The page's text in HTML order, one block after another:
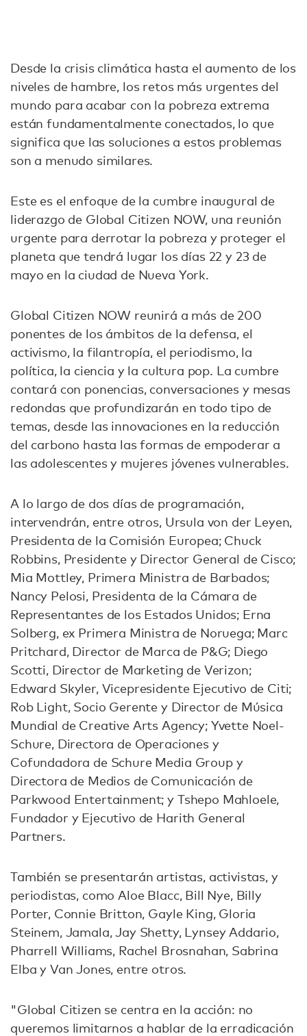
Desde la crisis climática hasta el aumento de los
niveles de hambre, los retos más urgentes del
mundo para acabar con la pobreza extrema
están fundamentalmente conectados, lo que
significa que las soluciones a estos problemas
son a menudo similares.
Este es el enfoque de la cumbre inaugural de
liderazgo de Global Citizen NOW, una reunión
urgente para derrotar la pobreza y proteger el
planeta que tendrá lugar los días 22 y 23 de
mayo en la ciudad de Nueva York.
Global Citizen NOW reunirá a más de 200
ponentes de los ámbitos de la defensa, el
activismo, la filantropía, el periodismo, la
política, la ciencia y la cultura pop. La cumbre
contará con ponencias, conversaciones y mesas
redondas que profundizarán en todo tipo de
temas, desde las innovaciones en la reducción
del carbono hasta las formas de empoderar a
las adolescentes y mujeres jóvenes vulnerables.
A lo largo de dos días de programación,
intervendrán, entre otros, Ursula von der Leyen,
Presidenta de la Comisión Europea; Chuck
Robbins, Presidente y Director General de Cisco;
Mia Mottley, Primera Ministra de Barbados;
Nancy Pelosi, Presidenta de la Cámara de
Representantes de los Estados Unidos; Erna
Solberg, ex Primera Ministra de Noruega; Marc
Pritchard, Director de Marca de P&G; Diego
Scotti, Director de Marketing de Verizon;
Edward Skyler, Vicepresidente Ejecutivo de Citi;
Rob Light, Socio Gerente y Director de Música
Mundial de Creative Arts Agency; Yvette Noel-
Schure, Directora de Operaciones y
Cofundadora de Schure Media Group y
Directora de Medios de Comunicación de
Parkwood Entertainment; y Tshepo Mahloele,
Fundador y Ejecutivo de Harith General
Partners.
También se presentarán artistas, activistas, y
periodistas, como Aloe Blacc, Bill Nye, Billy
Porter, Connie Britton, Gayle King, Gloria
Steinem, Jamala, Jay Shetty, Lynsey Addario,
Pharrell Williams, Rachel Brosnahan, Sabrina
Elba y Van Jones, entre otros.
"Global Citizen se centra en la acción: no
queremos limitarnos a hablar de la erradicación